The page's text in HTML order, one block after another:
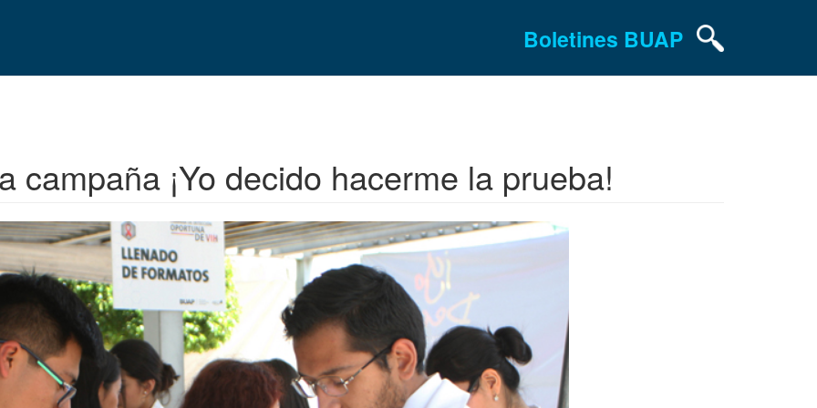
Boletines BUAP
campaña ¡Yo decido hacerme la prueba!